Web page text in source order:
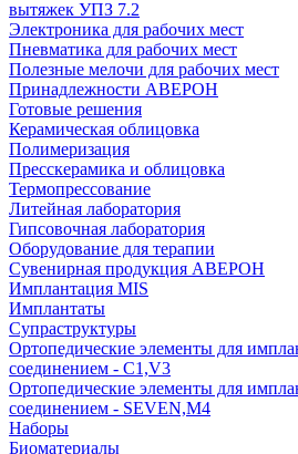
вытяжек УПЗ 7.2
Электроника для рабочих мест
Пневматика для рабочих мест
Полезные мелочи для рабочих мест
Принадлежности АВЕРОН
Готовые решения
Керамическая облицовка
Полимеризация
Пресскерамика и облицовка
Термопрессование
Литейная лаборатория
Гипсовочная лаборатория
Оборудование для терапии
Сувенирная продукция АВЕРОН
Имплантация MIS
Имплантаты
Супраструктуры
Ортопедические элементы для
соединением - C1,V3
Ортопедические элементы для
соединением - SEVEN,M4
Наборы
Биоматериалы